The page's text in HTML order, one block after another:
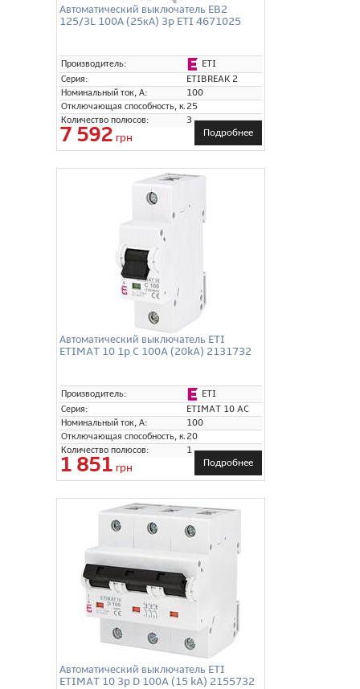
Автоматический выключатель EB2
125/3L 100А (25кА) 3p ETI 4671025
Производитель:
ETI
Серия:
ETIBREAK 2
Номинальный ток, А:
100
Отключающая способность, кА:25
Количество полюсов:
3
7 592 грн Подробнее
Автоматический выключатель ETI
ETIMAT 10 1p C 100A (20kA) 2131732
Производитель:
ETI
Серия:
ETIMAT 10 AC
Номинальный ток, А:
100
Отключающая способность, кА:20
Количество полюсов:
1
1 851 грн Подробнее
Автоматический выключатель ETI
ETIMAT 10 3p D 100A (15 kA) 2155732